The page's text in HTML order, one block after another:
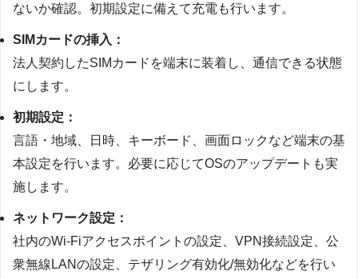
ないか確認。初期設定に備えて充電も行います。
SIMカードの挿入：
法人契約したSIMカードを端末に装着し、通信できる状態
にします。
初期設定：
言語・地域、日時、キーボード、画面ロックなど端末の基
本設定を行います。必要に応じてOSのアップデートも実
施します。
ネットワーク設定：
社内のWi-Fiアクセスポイントの設定、VPN接続設定、公
衆無線LANの設定、テザリング有効化/無効化などを行い